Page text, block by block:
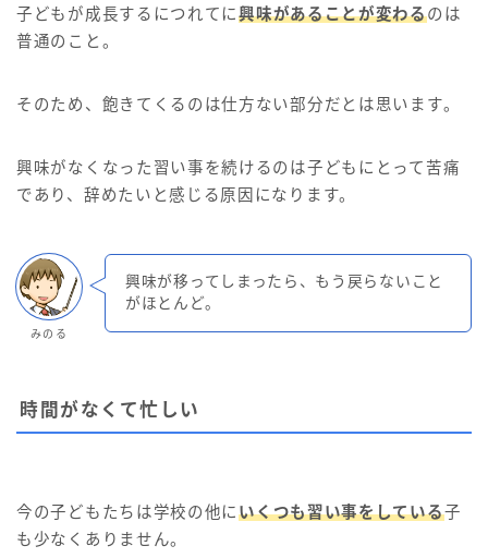
子どもが成長するにつれてに興味があることが変わるのは
普通のこと。
そのため、飽きてくるのは仕方ない部分だとは思います。
興味がなくなった習い事を続けるのは子どもにとって苦痛
であり、辞めたいと感じる原因になります。
みのる
興味が移ってしまったら、もう戻らないこと
がほとんど。
時間がなくて忙しい
今の子どもたちは学校の他にいくつも習い事をしている子
も少なくありません。